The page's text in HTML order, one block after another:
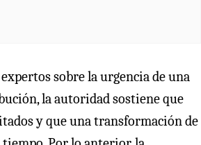
expertos sobre la urgencia de una
la autoridad sostiene que
y que una transformación de